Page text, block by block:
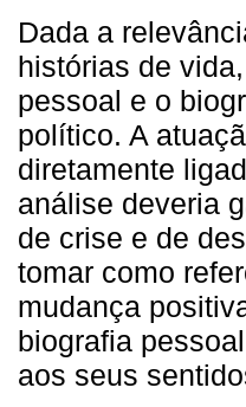
Dada a
histórias de
pessoal e o
político. A
diretamente
análise deveria
de crise e de
tomar como
mudança
biografia
aos seus